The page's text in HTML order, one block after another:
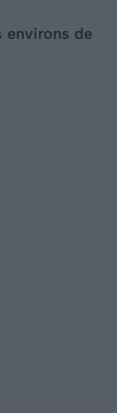
environs de